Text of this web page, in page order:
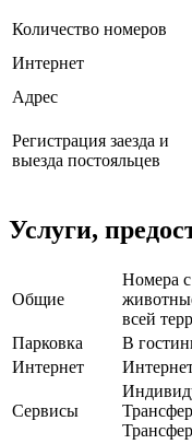
Количество номеров
Интернет
Адрес
Регистрация заезда и
выезда постояльцев
Услуги,
Общие
Номера
всей
Парковка
В
Интернет
Сервисы